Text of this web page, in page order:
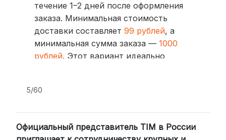
течение 1–2 дней после оформления
заказа. Минимальная стоимость
доставки составляет 99 рублей, а
минимальная сумма заказа — 1000
рублей. Этот вариант идеально
компании (СДЭК, BoxBerry, DPD)
Для клиентов из других регионов
5/60
Официальный представитель TIM в России